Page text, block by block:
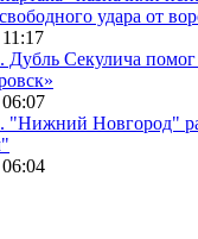
удара от
Секулича помог
Новгород"